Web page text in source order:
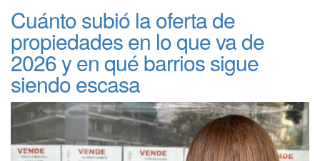
Cuánto subió la oferta de
propiedades en lo que va de
2026 y en qué barrios sigue
siendo escasa